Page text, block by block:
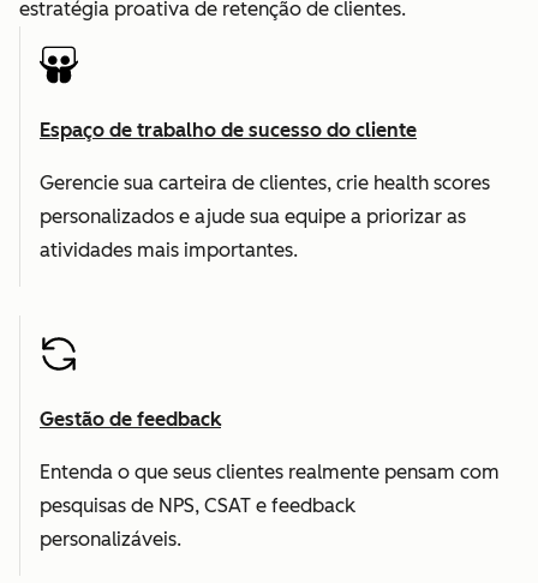
estratégia proativa de retenção de clientes.
Espaço de trabalho de sucesso do cliente
Gerencie sua carteira de clientes, crie health scores
personalizados e ajude sua equipe a priorizar as
atividades mais importantes.
Gestão de feedback
Entenda o que seus clientes realmente pensam com
pesquisas de NPS, CSAT e feedback
personalizáveis.